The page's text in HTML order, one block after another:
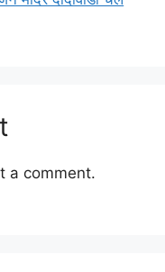
a comment.